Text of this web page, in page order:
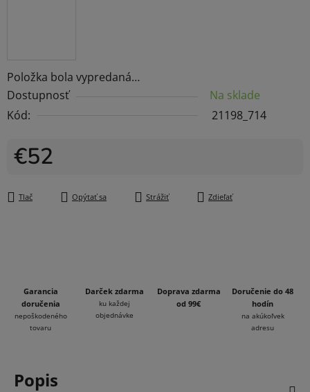
Položka bola vypredaná…
Dostupnosť
Na sklade
Kód:
21198_714
€52
Tlač Opýtať sa Strážiť Zdieľať
Garancia
doručenia
nepoškodeného
tovaru
Darček zdarma
ku každej
objednávke
Doprava zdarma
od 99€
Doručenie do 48
hodín
na akúkoľvek
adresu
Popis